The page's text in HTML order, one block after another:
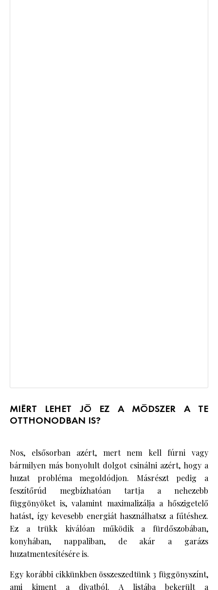
MIÉRT LEHET JÓ EZ A MÓDSZER A TE
OTTHONODBAN IS?
Nos, elsősorban azért, mert nem kell fúrni vagy
bármilyen más bonyolult dolgot csinálni azért, hogy a
huzat probléma megoldódjon. Másrészt pedig a
feszítőrúd megbízhatóan tartja a nehezebb
függönyöket is, valamint maximalizálja a hőszigetelő
hatást, így kevesebb energiát használhatsz a fűtéshez.
Ez a trükk kiválóan működik a fürdőszobában,
konyhában, nappaliban, de akár a garázs
huzatmentesítésére is.
Egy korábbi cikkünkben összeszedtünk 3 függönyszínt,
ami kiment a divatból. A listába bekerült a